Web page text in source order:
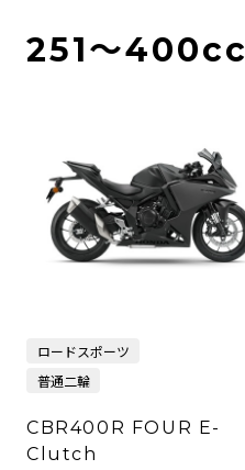
251〜400cc
ロードスポーツ
普通二輪
CBR400R FOUR E-
Clutch